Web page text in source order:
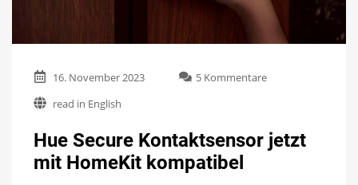
16. November 2023 5 Kommentarezu
jetzt
mit
read in English
Hue Secure Kontaktsensor jetzt
mit HomeKit kompatibel